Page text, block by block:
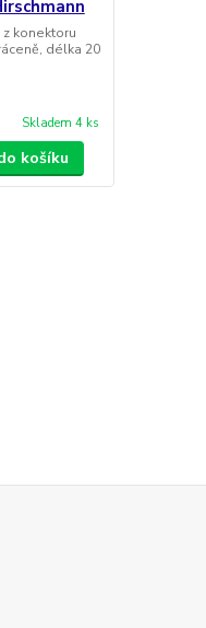
konektoru
délka 20
Skladem 4 ks
košíku